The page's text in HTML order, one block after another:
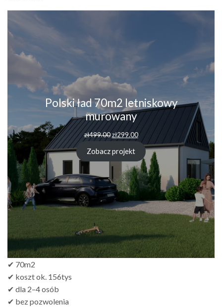
Polski ład 70m2 letniskowy
murowany
zł499.00 zł299.00
Zobacz projekt
✔ 70m2
✔ koszt ok. 156tys
✔ dla 2–4 osób
✔ bez pozwolenia